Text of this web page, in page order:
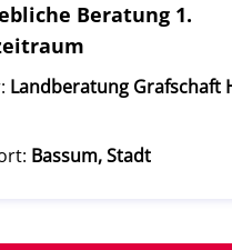
Beratung 1.
Landberatung Grafschaft
Bassum, Stadt